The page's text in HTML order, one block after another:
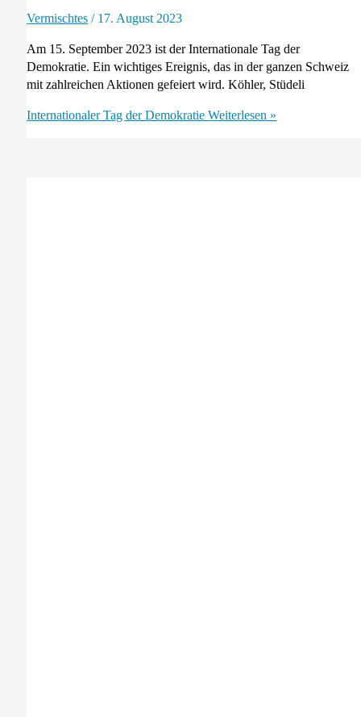
Vermischtes / 17. August 2023
Am 15. September 2023 ist der Internationale Tag der
Demokratie. Ein wichtiges Ereignis, das in der ganzen Schweiz
mit zahlreichen Aktionen gefeiert wird. Köhler, Stüdeli
Internationaler Tag der Demokratie Weiterlesen »